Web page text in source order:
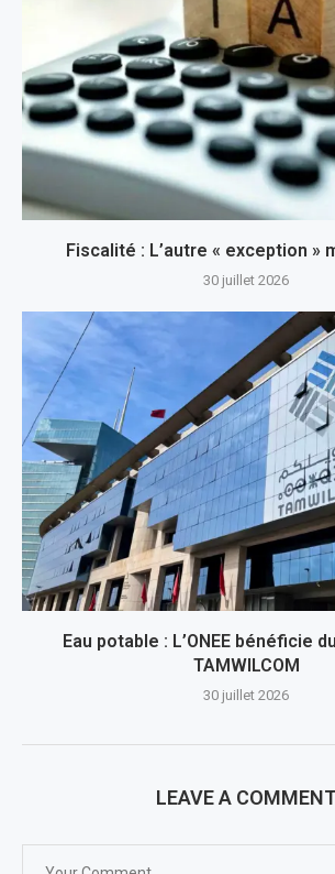
Fiscalité : L’autre « exception »
30 juillet 2026
Eau potable : L’ONEE bénéficie
TAMWILCOM
30 juillet 2026
LEAVE A